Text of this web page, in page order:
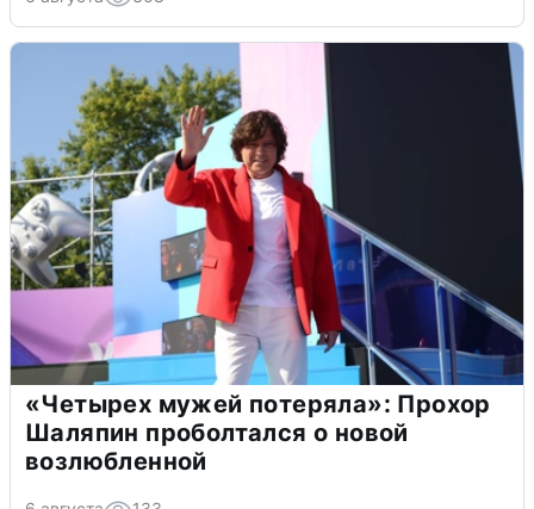
«Четырех мужей потеряла»: Прохор
Шаляпин проболтался о новой
возлюбленной